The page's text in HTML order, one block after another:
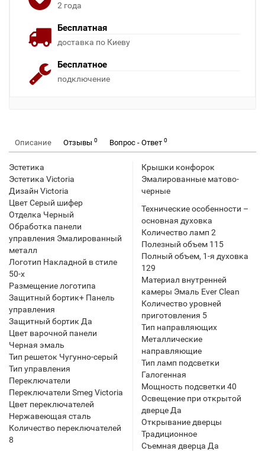
2 года
Бесплатная
доставка по Киеву
Бесплатное
подключение
Описание Отзывы 0 Вопрос - Ответ 0
Эстетика
Эстетика Victoria
Дизайн Victoria
Цвет Серый шифер
Отделка Черный
Обработка панели
управления Эмалированный
металл
Логотип Накладной в стиле
50-х
Размещение логотипа
Защитный бортик+ Панель
управления
Защитный бортик Да
Цвет варочной панели
Черная эмаль
Тип решеток Чугунно-серый
Тип управления
Переключатели
Переключатели Smeg Victoria
Цвет переключателей
Нержавеющая сталь
Количество переключателей
8
Крышки конфорок
Эмалированные матово-
черные
Технические особенности –
основная духовка
Количество ламп 2
Полезный объем 115
Полный объем, 1-я духовка
129
Материал внутренней
камеры Эмаль Ever Clean
Количество уровней
приготовления 5
Тип направляющих
Металлические
направляющие
Тип ламп подсветки
Галогенная
Мощность подсветки 40
Освещение при открытой
дверце Да
Открывание дверцы
Традиционное
Съемная дверца Да